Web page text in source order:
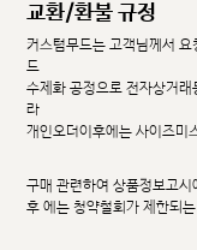
교환/환불 규정
커스텀무드는 고객님께서
드
수제화 공정으로 전자상거
라
개인오더이후에는 사이즈미
구매 관련하여 상품정보고시
후 에는 청약철회가 제한되